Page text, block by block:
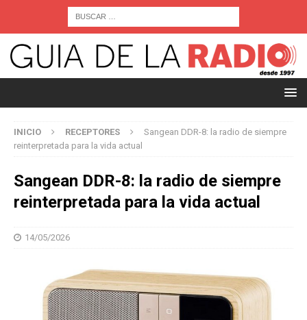
INICIO RECEPTORES
Sangean DDR-8: la radio de siempre
reinterpretada para la vida actual
Sangean DDR-8: la radio de siempre
reinterpretada para la vida actual
14/05/2026